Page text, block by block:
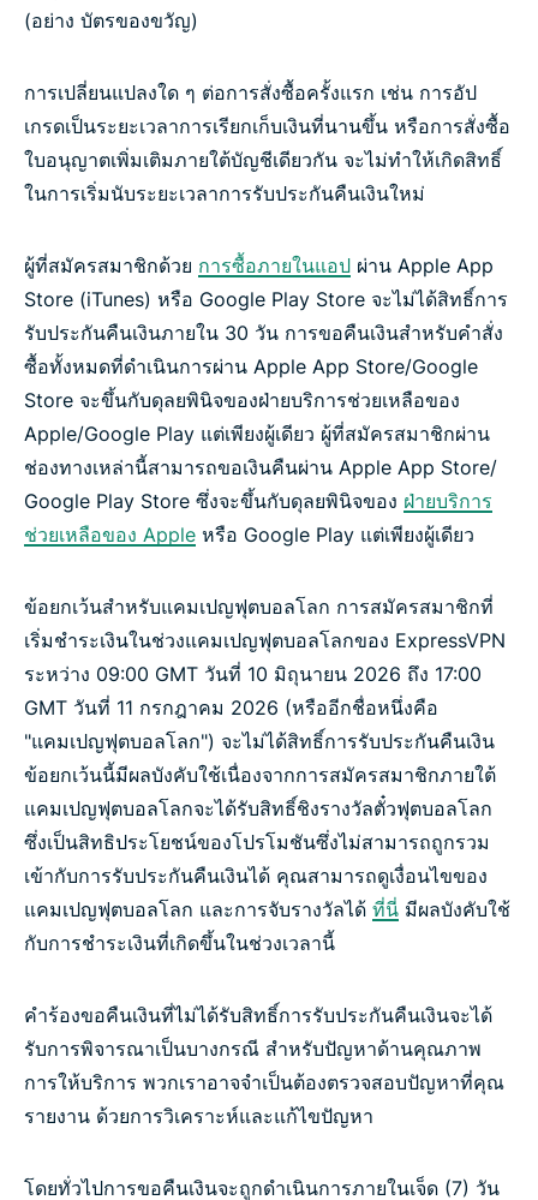
(อย่าง บัตรของขวัญ)
การเปลี่ยนแปลงใด ๆ ต่อการสั่งซื้อครั้งแรก เช่น การอัป
เกรดเป็นระยะเวลาการเรียกเก็บเงินที่นานขึ้น หรือการสั่งซื้อ
ใบอนุญาตเพิ่มเติมภายใต้บัญชีเดียวกัน จะไม่ทำให้เกิดสิทธิ์
ในการเริ่มนับระยะเวลาการรับประกันคืนเงินใหม่
ผู้ที่สมัครสมาชิกด้วย การซื้อภายในแอป ผ่าน Apple App
Store (iTunes) หรือ Google Play Store จะไม่ได้สิทธิ์การ
รับประกันคืนเงินภายใน 30 วัน การขอคืนเงินสำหรับคำสั่ง
ซื้อทั้งหมดที่ดำเนินการผ่าน Apple App Store/Google
Store จะขึ้นกับดุลยพินิจของฝ่ายบริการช่วยเหลือของ
Apple/Google Play แต่เพียงผู้เดียว ผู้ที่สมัครสมาชิกผ่าน
ช่องทางเหล่านี้สามารถขอเงินคืนผ่าน Apple App Store/
Google Play Store ซึ่งจะขึ้นกับดุลยพินิจของ ฝ่ายบริการ
ช่วยเหลือของ Apple หรือ Google Play แต่เพียงผู้เดียว
ข้อยกเว้นสำหรับแคมเปญฟุตบอลโลก การสมัครสมาชิกที่
เริ่มชำระเงินในช่วงแคมเปญฟุตบอลโลกของ ExpressVPN
ระหว่าง 09:00 GMT วันที่ 10 มิถุนายน 2026 ถึง 17:00
GMT วันที่ 11 กรกฎาคม 2026 (หรืออีกชื่อหนึ่งคือ
"แคมเปญฟุตบอลโลก") จะไม่ได้สิทธิ์การรับประกันคืนเงิน
ข้อยกเว้นนี้มีผลบังคับใช้เนื่องจากการสมัครสมาชิกภายใต้
แคมเปญฟุตบอลโลกจะได้รับสิทธิ์ชิงรางวัลตั๋วฟุตบอลโลก
ซึ่งเป็นสิทธิประโยชน์ของโปรโมชันซึ่งไม่สามารถถูกรวม
เข้ากับการรับประกันคืนเงินได้ คุณสามารถดูเงื่อนไขของ
แคมเปญฟุตบอลโลก และการจับรางวัลได้ ที่นี่ มีผลบังคับใช้
กับการชำระเงินที่เกิดขึ้นในช่วงเวลานี้
คำร้องขอคืนเงินที่ไม่ได้รับสิทธิ์การรับประกันคืนเงินจะได้
รับการพิจารณาเป็นบางกรณี สำหรับปัญหาด้านคุณภาพ
การให้บริการ พวกเราอาจจำเป็นต้องตรวจสอบปัญหาที่คุณ
รายงาน ด้วยการวิเคราะห์และแก้ไขปัญหา
โดยทั่วไปการขอคืนเงินจะถูกดำเนินการภายในเจ็ด (7) วัน